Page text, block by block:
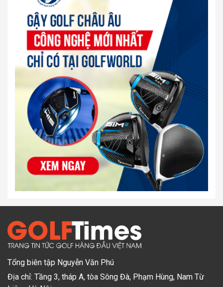
Tổng biên tập Nguyễn Văn Phú
Địa chỉ: Tầng 3, tháp A, tòa Sông Đà, Phạm Hùng, Nam Từ